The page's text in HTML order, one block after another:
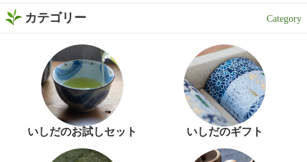
カテゴリー
いしだのお試しセット いしだのギフト